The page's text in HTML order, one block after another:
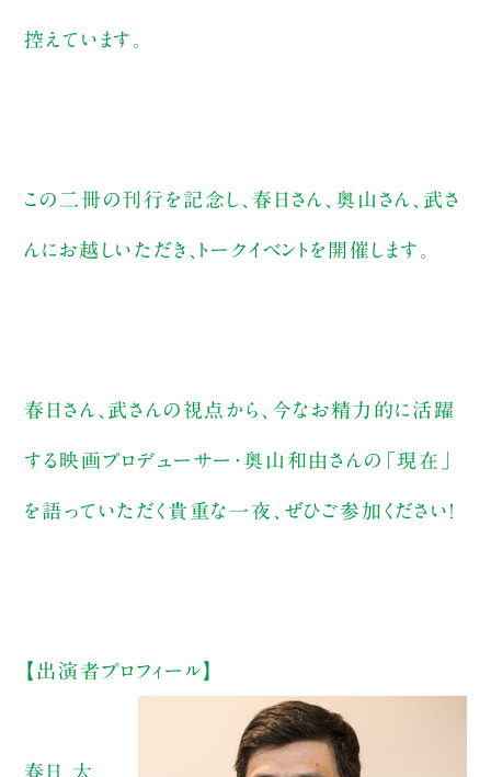
控えています。
この二冊の刊行を記念し、春日さん、奥山さん、武さ
んにお越しいただき、トークイベントを開催します。
春日さん、武さんの視点から、今なお精力的に活躍
する映画プロデューサー・奥山和由さんの「現在」
を語っていただく貴重な一夜、ぜひご参加ください！
【出演者プロフィール】
春日 太